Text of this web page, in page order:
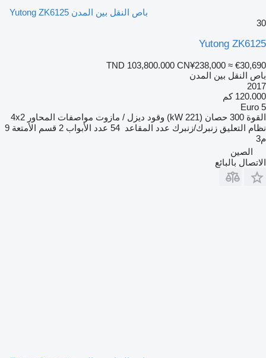
باص النقل بين المدن Yutong ZK6125
30
Yutong ZK6125
TND 103,800.000 CN¥238,000 ≈ €30,690
باص النقل بين المدن
2017
120.000 كم
Euro 5
القوة 300 حصان (221 kW) وقود ديزل / مازوت مواصفات المحاور 4x2
نظام التعليق زنبرك/زنبرك عدد المقاعد 54 عدد الأبواب 2 قسم الأمتعة 9
م3
الصين
الاتصال بالبائع